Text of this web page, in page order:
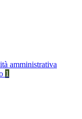
amministrativa
1